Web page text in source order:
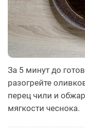
За 5 минут до
разогрейте
перец чили и
мягкости чеснока.